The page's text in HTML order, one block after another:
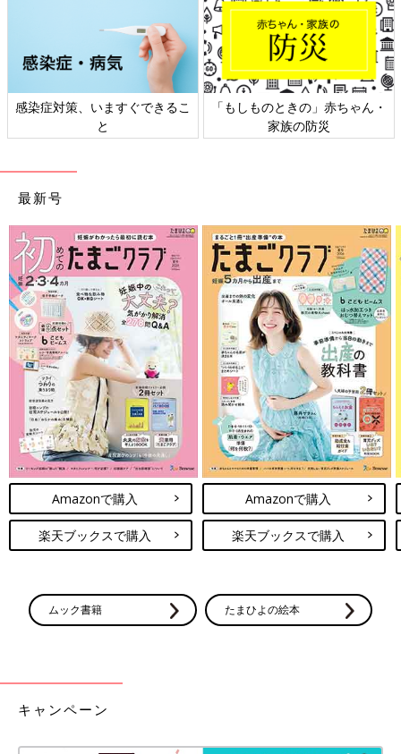
は思われたくないと思って必死に症状を隠そうとしていて、あが
いていました」（福原さん）
大学生になり心身共に限界に。初めてカウンセラー
に相談して病院へ
福原さんがとっている認知行動療法の記録。おふろに入るときの心配事などが書か
「私は映像の勉強がしたくて、２年制の大学に進学しました。
けないのに、そのころの私は1日6時間もおふろに入っていて、お
感染症対策、いますぐできるこ
と
「もしものときの」赤ちゃん・
家族の防災
最新号
Amazonで購入
楽天ブックスで購入
Amazonで購入
楽天ブックスで購入
ムック書籍 たまひよの絵本
キャンペーン